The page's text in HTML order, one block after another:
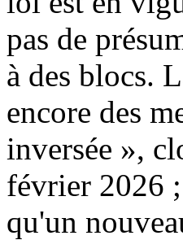
pas de
à des blocs.
encore des
inversée »,
février 2026
qu'un